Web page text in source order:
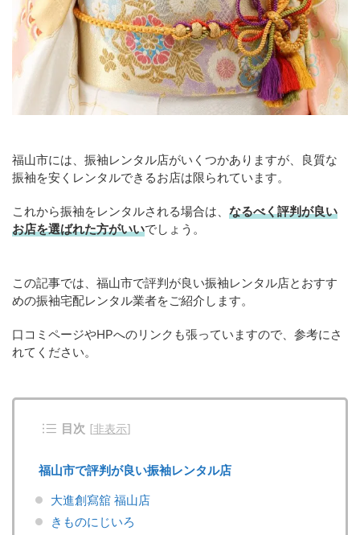
福山市には、振袖レンタル店がいくつかありますが、良質な
振袖を安くレンタルできるお店は限られています。
これから振袖をレンタルされる場合は、 なるべく評判が良い
お店を選ばれた方がいいでしょう。
この記事では、福山市で評判が良い振袖レンタル店とおすす
めの振袖宅配レンタル業者をご紹介します。
口コミページやHPへのリンクも張っていますので、参考にさ
れてください。
目次 [非表示]
福山市で評判が良い振袖レンタル店
大進創寫舘 福山店
きものにじいろ